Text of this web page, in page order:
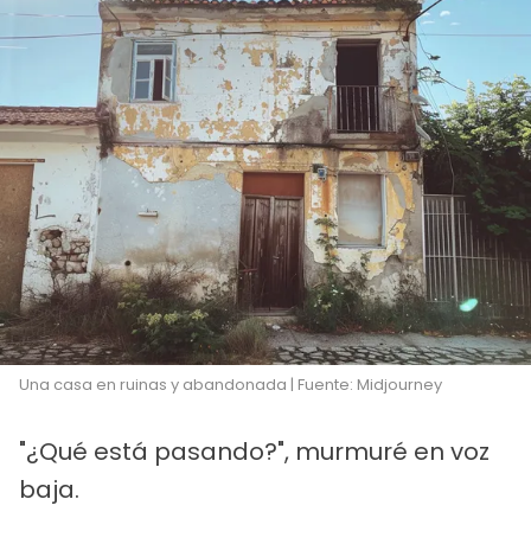
Una casa en ruinas y abandonada | Fuente: Midjourney
"¿Qué está pasando?", murmuré en voz
baja.